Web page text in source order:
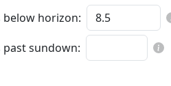
below horizon:
past sundown: